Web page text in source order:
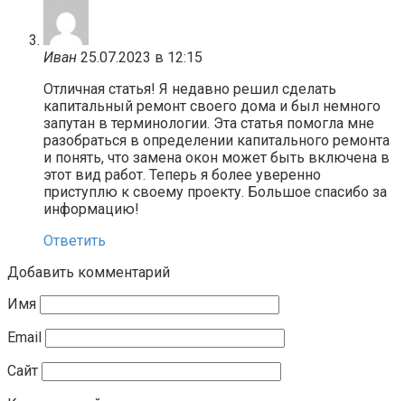
Иван 25.07.2023 в 12:15
Отличная статья! Я недавно решил сделать
капитальный ремонт своего дома и был немного
запутан в терминологии. Эта статья помогла мне
разобраться в определении капитального ремонта
и понять, что замена окон может быть включена в
этот вид работ. Теперь я более уверенно
приступлю к своему проекту. Большое спасибо за
информацию!
Ответить
Добавить комментарий
Имя
Email
Сайт